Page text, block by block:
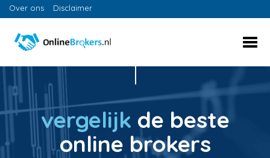
Over ons Disclaimer
vergelijk de beste
online brokers